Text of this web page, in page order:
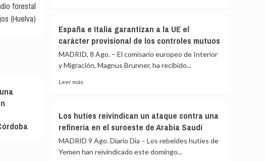
forestal
(Huelva)
viajeros
desde
Italia
las
concertinas
a
centros
de
ha
endurecido
su
política
migratoria
España e Italia garantizan a la UE el
carácter provisional de los controles mutuos
MADRID, 8 Ago. – El comisario europeo de Interior
y Migración, Magnus Brunner, ha recibido...
Leer másLeer
e
Italia
garantizan
la
Los hutíes reivindican un ataque contra una
refinería en el suroeste de Arabia Saudí
MADRID 9 Ago. Diario Dia – Los rebeldes hutíes de
Yemen han reivindicado este domingo...